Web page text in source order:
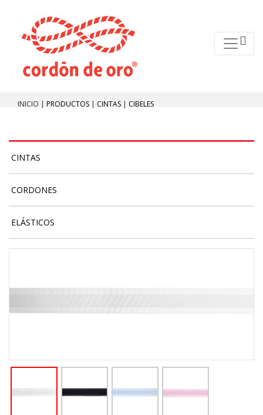
INICIO | PRODUCTOS | CINTAS | CIBELES
CINTAS
CORDONES
ELÁSTICOS